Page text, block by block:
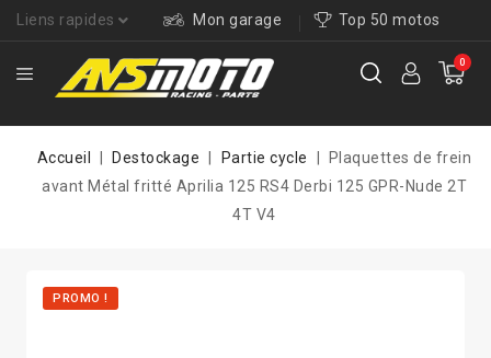
Liens rapides Mon garage Top 50 motos
0
Accueil Destockage Partie cycle
Plaquettes de frein
avant Métal fritté Aprilia 125 RS4 Derbi 125 GPR-Nude 2T
4T V4
PROMO !